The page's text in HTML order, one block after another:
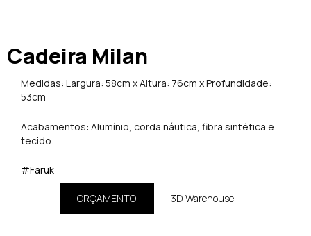
Cadeira Milan
Medidas: Largura: 58cm x Altura: 76cm x Profundidade:
53cm
Acabamentos: Alumínio, corda náutica, fibra sintética e
tecido.
#Faruk
ORÇAMENTO 3D Warehouse